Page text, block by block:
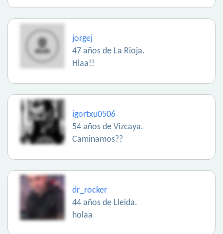
jorgej
47 años de La Rioja.
Hlaa!!
igortxu0506
54 años de Vizcaya.
Caminamos??
dr_rocker
44 años de Lleida.
holaa